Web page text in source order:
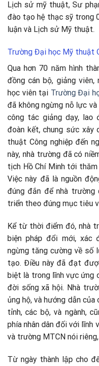
Lịch sử mỹ thuật, Sư
đào tạo hệ thạc sỹ trong
luận và Lịch sử Mỹ thuật.
Trường Đại học Mỹ thuật
Qua hơn 70 năm hình
đồng cán bộ, giảng viên,
học viên tại Trường Đại
đã không ngừng nỗ lực
công tác giảng dạy, lao
đoàn kết, chung sức xây
thuật Công nghiệp đến
này, nhà trường đã có
tịch Hồ Chí Minh tới
Việc này đã là nguồn
đúng đắn để nhà
triển theo đúng mục tiêu
Kể từ thời điểm đó, nhà
biện pháp đổi mới, xác
ngừng tăng cường về số
tạo. Điều này đã đạt
biệt là trong lĩnh vực ứng
đời sống xã hội. Nhà
ủng hộ, và hướng dẫn
tỉnh, các bộ, và ngành,
phía nhân dân đối với lĩnh
và trường MTCN nói
Từ ngày thành lập cho